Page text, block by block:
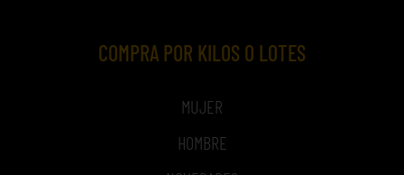
COMPRA POR KILOS O LOTES
MUJER
HOMBRE